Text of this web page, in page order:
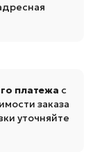
платежа с
заказа
уточняйте